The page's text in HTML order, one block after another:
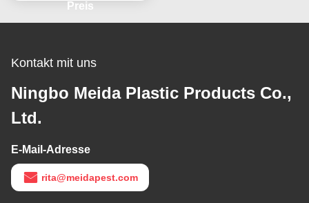
Tische
Preis
Kontakt mit uns
Ningbo Meida Plastic Products Co.,
Ltd.
E-Mail-Adresse
rita@meidapest.com